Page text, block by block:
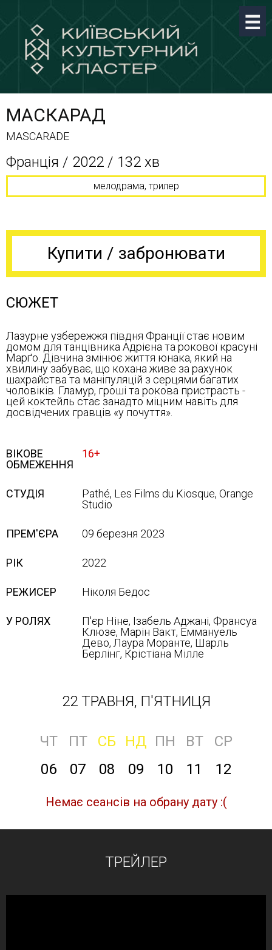
МАСКАРАД
MASCARADE
Франція / 2022 / 132 хв
мелодрама, трилер
Купити / забронювати
СЮЖЕТ
Лазурне узбережжя півдня Франції стає новим
домом для танцівника Адрієна та рокової красуні
Марґо. Дівчина змінює життя юнака, який на
хвилину забуває, що кохана живе за рахунок
шахрайства та маніпуляцій з серцями багатих
чоловіків. Гламур, гроші та рокова пристрасть -
цей коктейль стає занадто міцним навіть для
досвідчених гравців «у почуття».
ВІКОВЕ
ОБМЕЖЕННЯ
16+
СТУДІЯ
Pathé, Les Films du Kiosque, Orange
Studio
ПРЕМ'ЄРА 09 березня 2023
РІК 2022
РЕЖИСЕР Ніколя Бедос
У РОЛЯХ
П'єр Ніне, Ізабель Аджані, Франсуа
Клюзе, Марін Вакт, Еммануель
Дево, Лаура Моранте, Шарль
Берлінг, Крістіана Мілле
22 ТРАВНЯ, П'ЯТНИЦЯ
ЧТ ПТ СБ НД ПН ВТ
СР
06
07 08 09 10 11 12
Немає сеансів на обрану дату :(
ТРЕЙЛЕР